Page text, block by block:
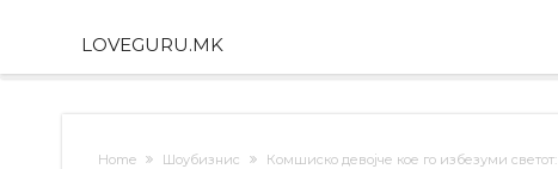
LOVEGURU.MK
Home Шоубизнис Комшиско девојче кое го избезуми